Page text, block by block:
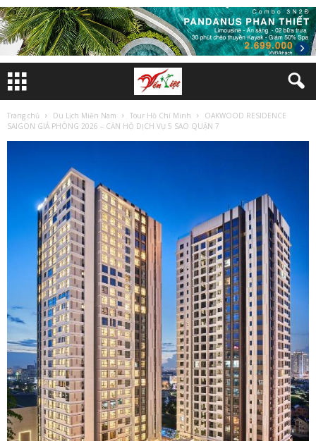
Trang chủ Du Lịch Miền Nam Tour Hồ Chí Minh
OAKWOOD RESIDENCE
SAIGON GIÁ PHÒNG 2026 – CĂN HỘ DỊCH VỤ 5 SAO QUẬN 7